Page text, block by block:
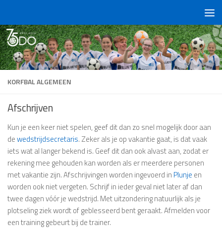
KORFBAL ALGEMEEN
Afschrijven
Kun je een keer niet spelen, geef dit dan zo snel mogelijk door aan
dewedstrijdsecretaris. Zeker als je op vakantie gaat, is dat vaak
iets wat al langer bekend is. Geef dit dan ook alvast aan, zodat er
rekening mee gehouden kan worden als er meerdere personen
met vakantie zijn. Afschrijvingen worden ingevoerd in Plunje en
worden ook niet vergeten. Schrijf in ieder geval niet later af dan
twee dagen vóór je wedstrijd. Met uitzondering natuurlijk als je
plotseling ziek wordt of geblesseerd bent geraakt. Afmelden voor
een training gebeurt bij de trainer.